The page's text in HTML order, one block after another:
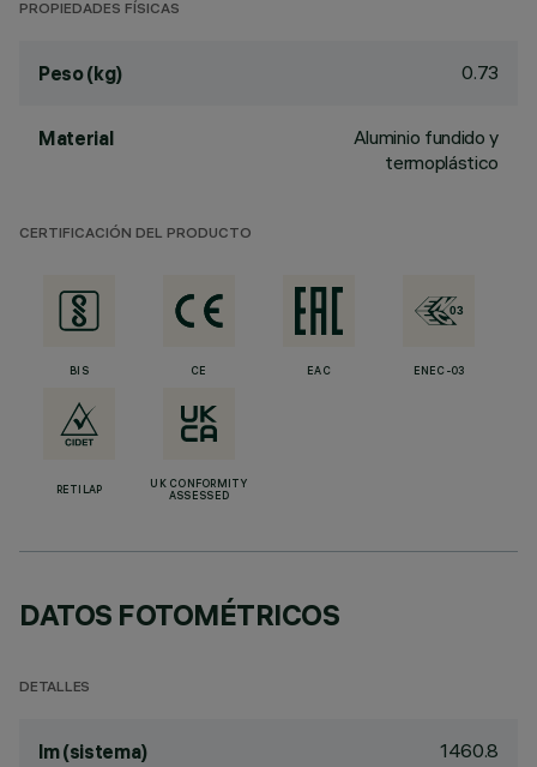
PROPIEDADES FÍSICAS
Peso (kg) 0.73
Material
Aluminio fundido y
termoplástico
CERTIFICACIÓN DEL PRODUCTO
BIS CE EAC ENEC-03
RETILAP
UK CONFORMITY
ASSESSED
DATOS FOTOMÉTRICOS
DETALLES
lm (sistema) 1460.8